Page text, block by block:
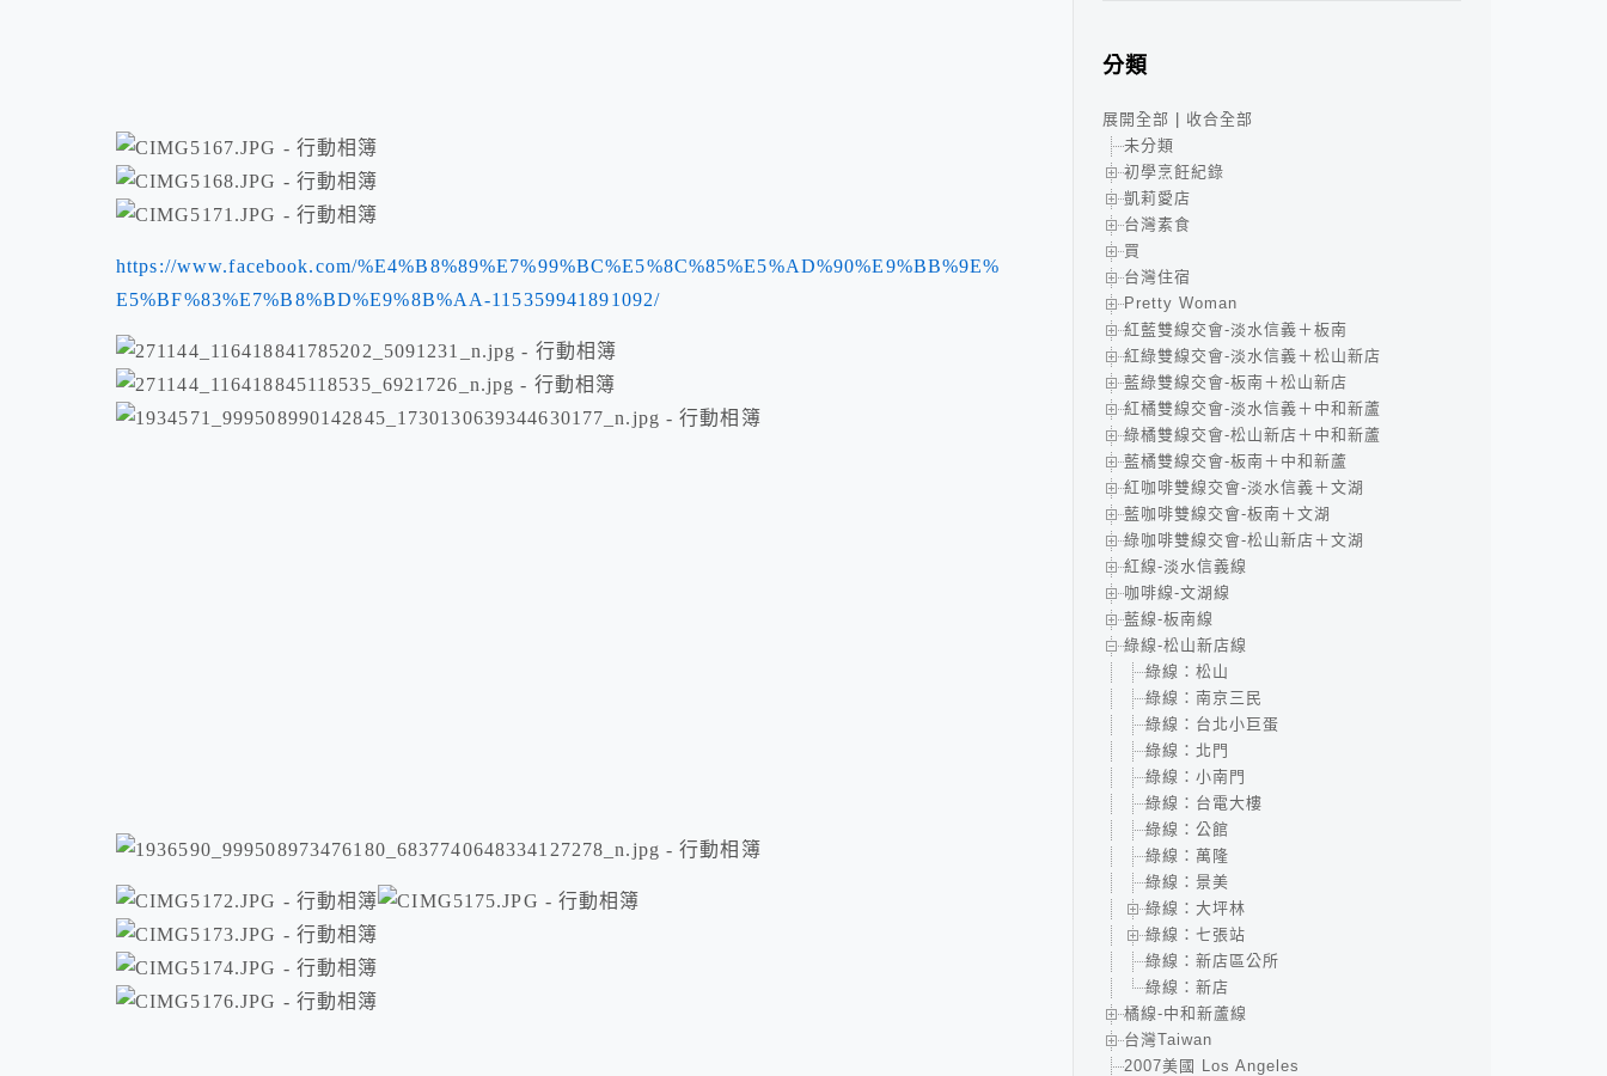
https://www.facebook.com/%E4%B8%89%E7%99%BC%E5%8C%85%E5%AD%90%E9%BB%9E%
E5%BF%83%E7%B8%BD%E9%8B%AA-115359941891092/
分類
展開全部
收合全部
未分類
初學烹飪紀錄
凱莉愛店
台灣素食
買
台灣住宿
Pretty Woman
紅藍雙線交會-淡水信義＋板南
紅綠雙線交會-淡水信義＋松山新店
藍綠雙線交會-板南＋松山新店
紅橘雙線交會-淡水信義＋中和新蘆
綠橘雙線交會-松山新店＋中和新蘆
藍橘雙線交會-板南＋中和新蘆
紅咖啡雙線交會-淡水信義＋文湖
藍咖啡雙線交會-板南＋文湖
綠咖啡雙線交會-松山新店＋文湖
紅線-淡水信義線
咖啡線-文湖線
藍線-板南線
綠線-松山新店線
綠線：松山
綠線：南京三民
綠線：台北小巨蛋
綠線：北門
綠線：小南門
綠線：台電大樓
綠線：公館
綠線：萬隆
綠線：景美
綠線：大坪林
綠線：七張站
綠線：新店區公所
綠線：新店
橘線-中和新蘆線
台灣Taiwan
2007美國 Los Angeles